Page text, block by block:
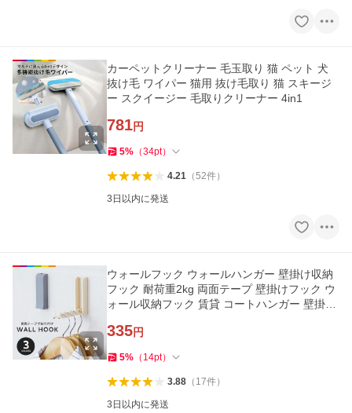
カーペットクリーナー 毛玉取り 猫 ペット 犬
抜け毛 ワイパー 猫用 抜け毛取り 猫 スキージ
ー スクイージー 毛取りクリーナー 4in1
781円
5% （34pt）
4.21（52件）
3日以内に発送
ウォールフック ウォールハンガー 壁掛け収納
フック 耐荷重2kg 両面テープ 壁掛けフック ウ
ォール収納フック 賃貸 コートハンガー 壁掛け
335円
5% （ 14pt）
3.88（ 17件）
3日以内に発送